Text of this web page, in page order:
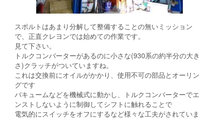
スポルトはあまり分解して整備することの無いミッション
で、正直クレヨンでは始めての作業です。
見て下さい。
トルクコンバーターがあるのに小さな(930系の約半分の大き
さ)クラッチがついていますね。
これは交換前にオイルがかかり、使用不可の部品とオーリン
グです
バキュームなどを機械式に動かし、トルクコンバーターでエ
ンストしないように制御してシフトに触れることで
電気的にスイッチをオフにするなど様々な工夫がされていま